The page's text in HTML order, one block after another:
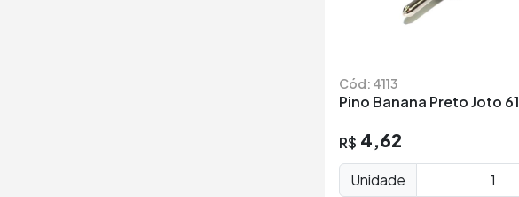
Cód: 4113
Pino Banana Preto Joto 61
R$ 4,62
Unidade